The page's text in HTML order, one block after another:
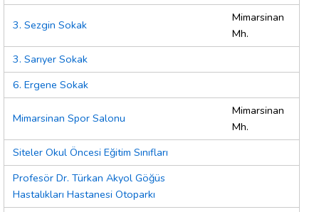
3. Sezgin Sokak
Mimarsinan
Mh.
3. Sarıyer Sokak
6. Ergene Sokak
Mimarsinan Spor Salonu
Mimarsinan
Mh.
Siteler Okul Öncesi Eğitim Sınıfları
Profesör Dr. Türkan Akyol Göğüs
Hastalıkları Hastanesi Otoparkı